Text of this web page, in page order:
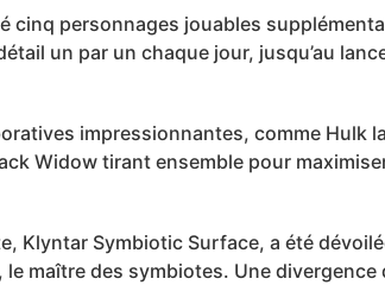
cinq personnages jouables
un par un chaque jour, jusqu’au
impressionnantes, comme Hulk
Widow tirant ensemble pour
Klyntar Symbiotic Surface, a été
maître des symbiotes. Une